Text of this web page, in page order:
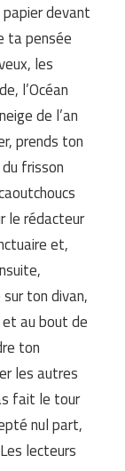
devant
ta pensée
les
l’Océan
de l’an
prends ton
frisson
le rédacteur
et,
ton divan,
au bout de
ton
les autres
fait le tour
nul part,
lecteurs